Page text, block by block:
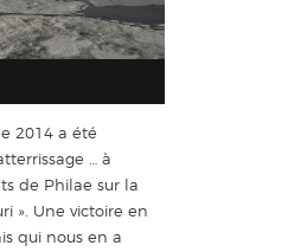
2014 a été
… à
de Philae sur la
». Une victoire en
qui nous en a